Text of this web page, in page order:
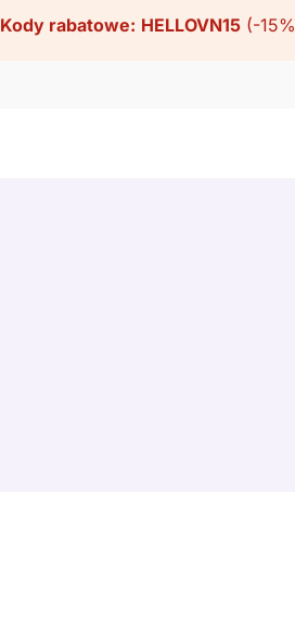
Kody rabatowe: HELLOVN15(-15%